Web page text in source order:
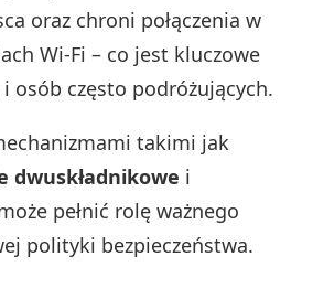
oraz chroni połączenia w
Wi‑Fi – co jest kluczowe
osób często podróżujących.
takimi jak
dwuskładnikowe i
pełnić rolę ważnego
polityki bezpieczeństwa.